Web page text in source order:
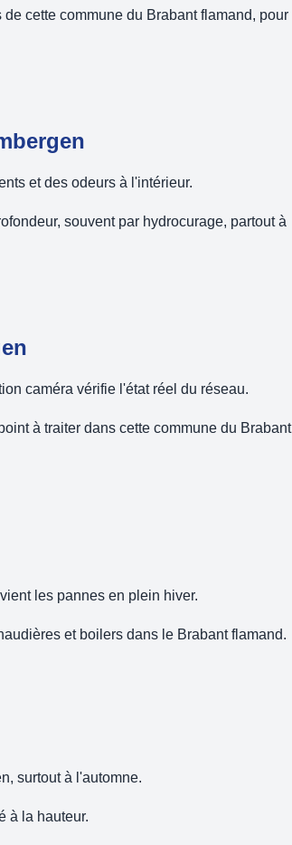
cette commune du Brabant flamand, pour
et des odeurs à l'intérieur.
souvent par hydrocurage, partout à
caméra vérifie l'état réel du réseau.
à traiter dans cette commune du Brabant
les pannes en plein hiver.
et boilers dans le Brabant flamand.
surtout à l'automne.
à la hauteur.